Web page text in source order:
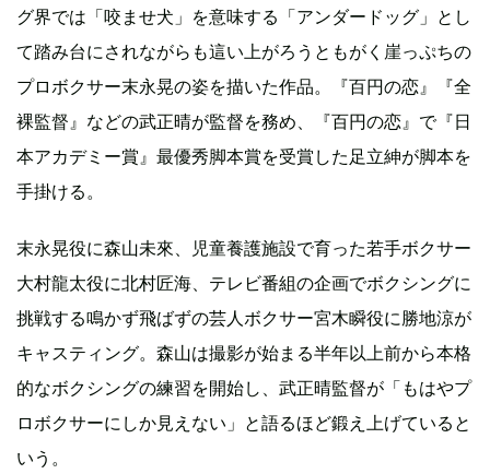
グ界では「咬ませ犬」を意味する「アンダードッグ」とし
て踏み台にされながらも這い上がろうともがく崖っぷちの
プロボクサー末永晃の姿を描いた作品。『百円の恋』『全
裸監督』などの武正晴が監督を務め、『百円の恋』で『日
本アカデミー賞』最優秀脚本賞を受賞した足立紳が脚本を
手掛ける。
末永晃役に森山未來、児童養護施設で育った若手ボクサー
大村龍太役に北村匠海、テレビ番組の企画でボクシングに
挑戦する鳴かず飛ばずの芸人ボクサー宮木瞬役に勝地涼が
キャスティング。森山は撮影が始まる半年以上前から本格
的なボクシングの練習を開始し、武正晴監督が「もはやプ
ロボクサーにしか見えない」と語るほど鍛え上げていると
いう。